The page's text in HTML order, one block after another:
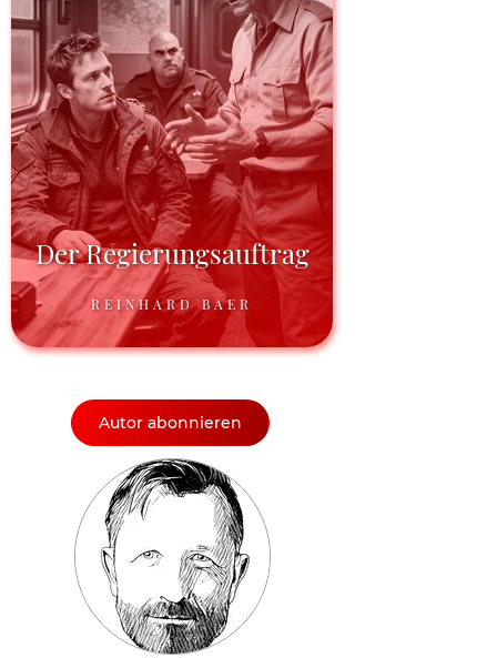
Der Regierungsauftrag
REINHARD BAER
Autor abonnieren